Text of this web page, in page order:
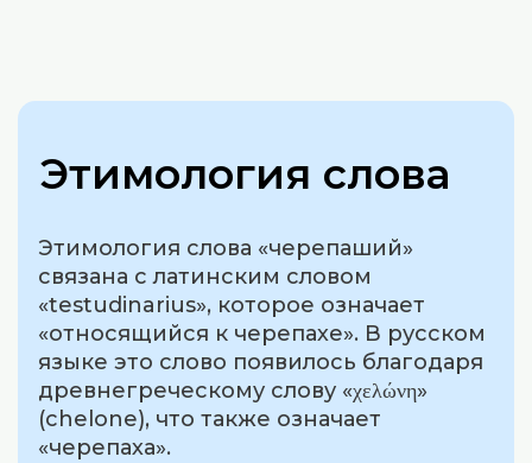
Этимология слова
Этимология слова «черепаший»
связана с латинским словом
«testudinarius», которое означает
«относящийся к черепахе». В русском
языке это слово появилось благодаря
древнегреческому слову «χελώνη»
(chelone), что также означает
«черепаха».